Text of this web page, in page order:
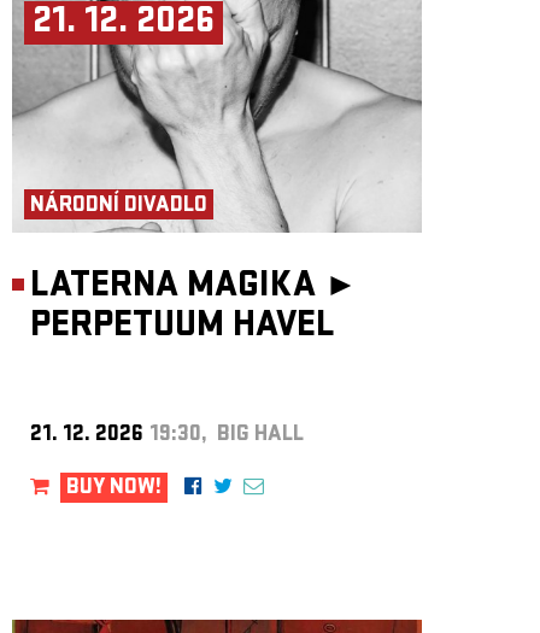
21. 12. 2026
NÁRODNÍ DIVADLO
LATERNA MAGIKA ►
PERPETUUM HAVEL
21. 12. 2026 19:30, BIG HALL
BUY NOW!